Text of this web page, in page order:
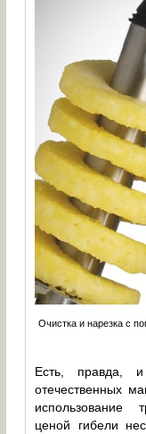
Очистка и нарезка с
Есть, правда,
отечественных
использование
ценой гибели